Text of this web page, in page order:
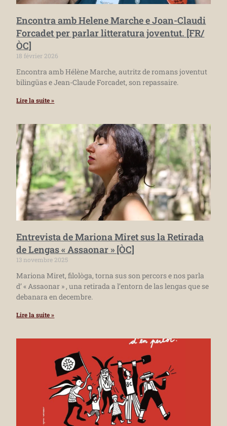
Encontra amb Helene Marche e Joan-Claudi
Forcadet per parlar litteratura joventut. [FR/
ÒC]
18 février 2026
Encontra amb Hélène Marche, autritz de romans joventut
bilingüas e Jean-Claude Forcadet, son repassaire.
Lire la suite »
Entrevista de Mariona Miret sus la Retirada
de Lengas « Assaonar » [ÒC]
13 novembre 2025
Mariona Miret, filològa, torna sus son percors e nos parla
d’ « Assaonar » , una retirada a l’entorn de las lengas que se
debanara en decembre.
Lire la suite »